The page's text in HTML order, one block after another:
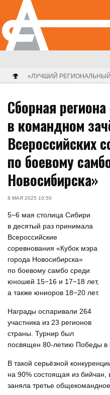
«ЛУЧШИЙ
Сборная
в командном
Всероссийских
по боевому
Новосибирска»
8 МАЯ 2025 10:50
5−6 мая столица Сибири
в десятый раз принимала
Всероссийские
соревнования «Кубок мэра
города Новосибирска»
по боевому самбо среди
юношей 15−16 и 17−18 лет,
а также юниоров 18−20 лет.
Награды оспаривали 264
участника из 23 регионов
страны. Турнир был
посвящен 80-летию Победы в
В такой серьёзной
на 90% состоящая из
заняла третье